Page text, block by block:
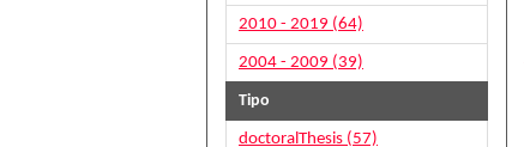
2010 - 2019 (64)
2004 - 2009 (39)
Tipo
doctoralThesis (57)